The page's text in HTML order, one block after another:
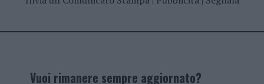
Vuoi rimanere sempre aggiornato?